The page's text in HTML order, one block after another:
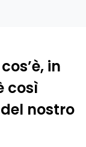
in
così
nostro